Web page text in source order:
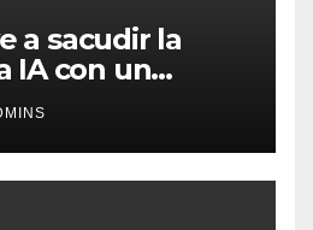
a sacudir la
IA con un
de trabajar
sin intervención